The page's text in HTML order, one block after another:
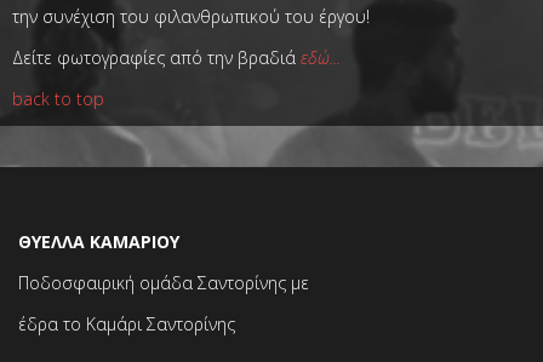
την συνέχιση του φιλανθρωπικού του έργου!
Δείτε φωτογραφίες από την βραδιά εδώ...
back to top
ΘΥΕΛΛΑ ΚΑΜΑΡΙΟΥ
Ποδοσφαιρική ομάδα Σαντορίνης με
έδρα το Καμάρι Σαντορίνης